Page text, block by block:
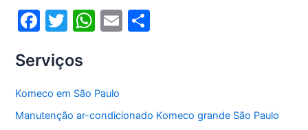
F
c
e
b
T
itt
er
W
s
A
E
Serviços
Komeco em São Paulo
Manutenção ar-condicionado Komeco grande São Paulo